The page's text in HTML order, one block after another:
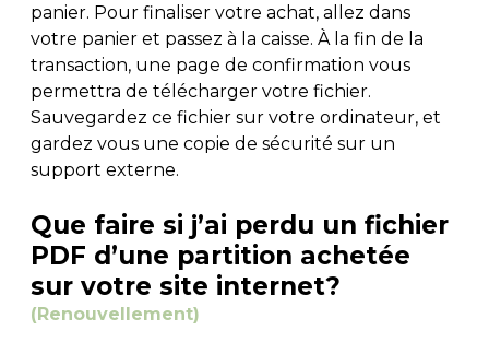
PARTITIONS POUR AUTRES
INSTRUMENTS
PARTITIONS POUR ENSEMBLES
AUTRES PRODUITS
Orchestre de guitares
Concerto pour
Guitare et un autre
Musique de chambre
panier. Pour finaliser votre achat, allez dans
votre panier et passez à la caisse. À la fin de la
transaction, une page de confirmation vous
permettra de télécharger votre fichier.
Sauvegardez ce fichier sur votre ordinateur, et
gardez vous une copie de sécurité sur un
support externe.
Que faire si j’ai perdu un fichier
PDF d’une partition achetée
sur votre site internet?
(Renouvellement)